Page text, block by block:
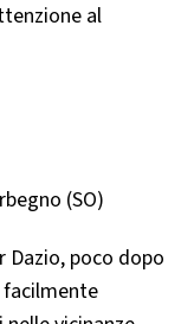
al
(SO)
Dazio, poco dopo
facilmente